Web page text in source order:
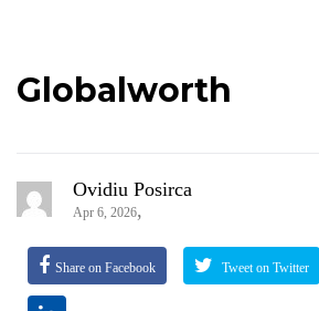
Globalworth
Ovidiu Posirca
Apr 6, 2026,
Share on Facebook Tweet on Twitter